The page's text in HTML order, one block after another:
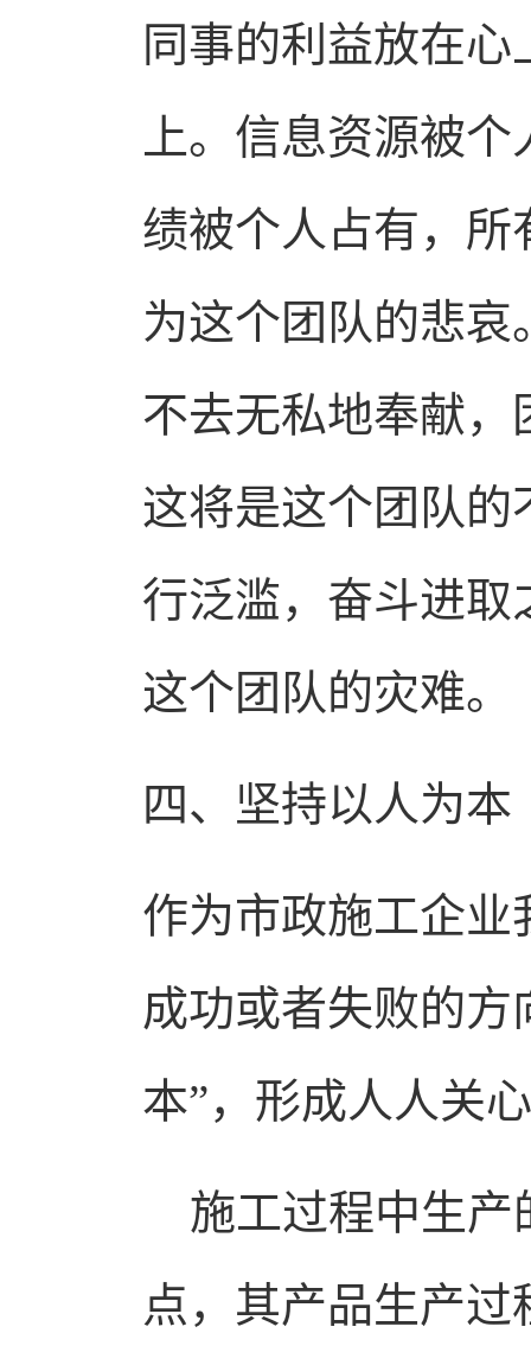
同事的利益放在
上。信息资源被
绩被个人占有，
为这个团队的悲
不去无私地奉献
这将是这个团队
行泛滥，奋斗进
这个团队的灾难。
四、坚持以人为本
作为市政施工企
成功或者失败的方
本”，形成人人关
施工过程中生产
点，其产品生产